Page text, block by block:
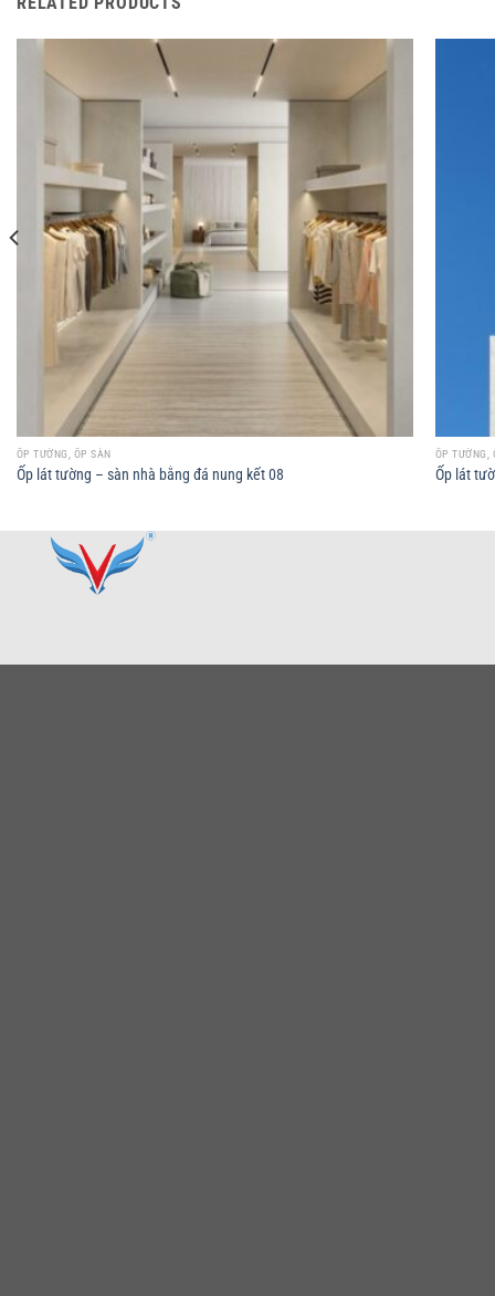
ỐP TƯỜNG, ỐP SÀN
Ốp lát tường – sàn nhà bằng đá nung kết 08
ỐP TƯỜNG,
Ốp lát